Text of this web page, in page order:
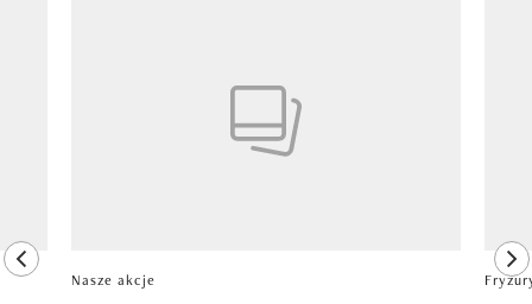
previous element
Nasze akcje